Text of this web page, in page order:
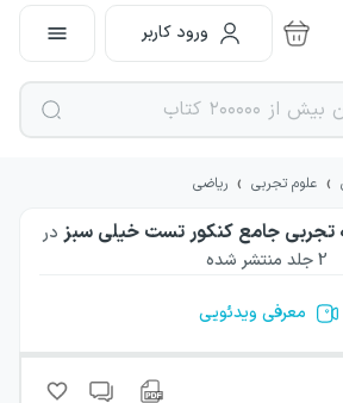
ورود کاربر
› علوم تجربی › ریاضی
تجربی جامع کنکور تست خیلی سبز در
2جلد منتشر شده
معرفی ویدئویی